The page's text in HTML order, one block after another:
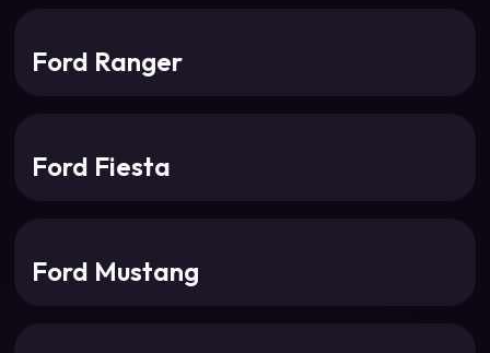
Ford Ranger
Ford Fiesta
Ford Mustang